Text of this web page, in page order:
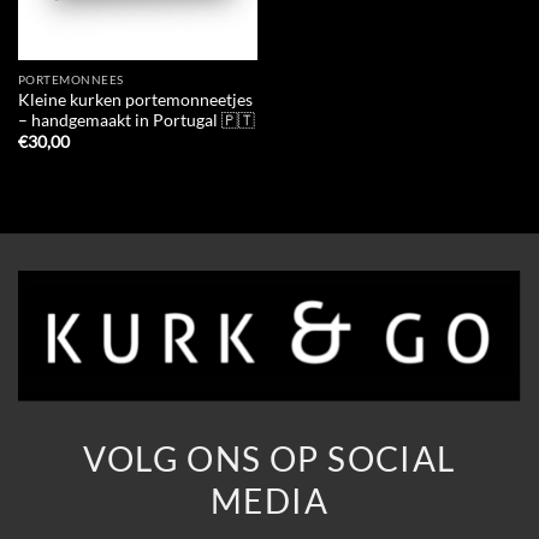
PORTEMONNEES
Kleine kurken portemonneetjes
– handgemaakt in Portugal 🇵🇹
€30,00
VOLG ONS OP SOCIAL
MEDIA